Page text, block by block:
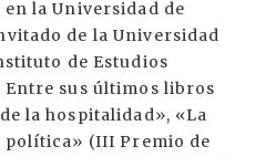
la Universidad de
de la Universidad
de Estudios
sus últimos libros
la hospitalidad», «La
(III Premio de